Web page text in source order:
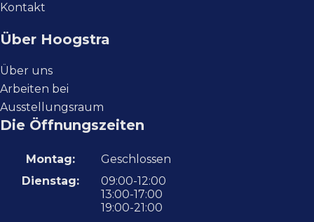
Kontakt
Über Hoogstra
Über uns
Arbeiten bei
Ausstellungsraum
Die Öffnungszeiten
Montag:
Geschlossen
Dienstag:
09:00-12:00
13:00-17:00
19:00-21:00